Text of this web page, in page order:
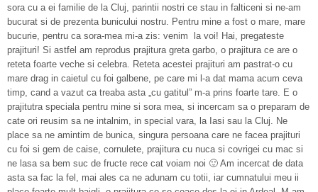
sora cu a ei familie de la Cluj, parintii nostri ce stau in falticeni si ne-am
bucurat si de prezenta bunicului nostru. Pentru mine a fost o mare, mare
bucurie, pentru ca sora-mea mi-a zis: venim la voi! Hai, pregateste
prajituri! Si astfel am reprodus prajitura greta garbo, o prajitura ce are o
reteta foarte veche si celebra. Reteta acestei prajituri am pastrat-o cu
mare drag in caietul cu foi galbene, pe care mi l-a dat mama acum ceva
timp, cand a vazut ca treaba asta „cu gatitul” m-a prins foarte tare. E o
prajitutra speciala pentru mine si sora mea, si incercam sa o preparam de
cate ori reusim sa ne intalnim, in special vara, la Iasi sau la Cluj. Ne
place sa ne amintim de bunica, singura persoana care ne facea prajituri
cu foi si gem de caise, cornulete, prajitura cu nuca si covrigei cu mac si
ne lasa sa bem suc de fructe rece cat voiam noi 🙂 Am incercat de data
asta sa fac la fel, mai ales ca ne adunam cu totii, iar cumnatului meu ii